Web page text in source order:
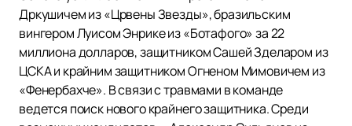
Дркушичем из «Црвены Звезды», бразильским
вингером Луисом Энрике из «Ботафого» за 22
миллиона долларов, защитником Сашей Зделаром из
ЦСКА и крайним защитником Огненом Мимовичем из
«Фенербахче». В связи с травмами в команде
ведется поиск нового крайнего защитника. Среди